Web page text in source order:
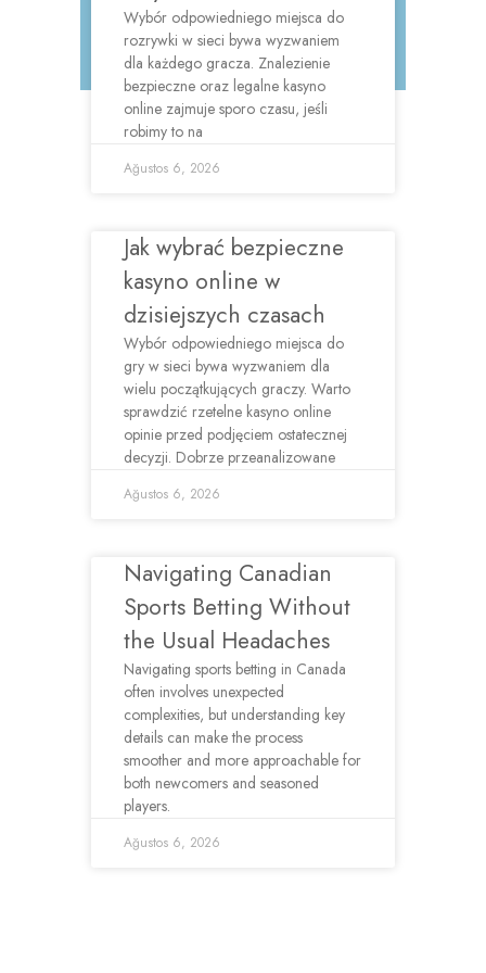
Wybór odpowiedniego miejsca do
rozrywki w sieci bywa wyzwaniem
dla każdego gracza. Znalezienie
bezpieczne oraz legalne kasyno
online zajmuje sporo czasu, jeśli
robimy to na
Ağustos 6, 2026
Jak wybrać bezpieczne
kasyno online w
dzisiejszych czasach
Wybór odpowiedniego miejsca do
gry w sieci bywa wyzwaniem dla
wielu początkujących graczy. Warto
sprawdzić rzetelne kasyno online
opinie przed podjęciem ostatecznej
decyzji. Dobrze przeanalizowane
Ağustos 6, 2026
Navigating Canadian
Sports Betting Without
the Usual Headaches
Navigating sports betting in Canada
often involves unexpected
complexities, but understanding key
details can make the process
smoother and more approachable for
both newcomers and seasoned
players.
Ağustos 6, 2026